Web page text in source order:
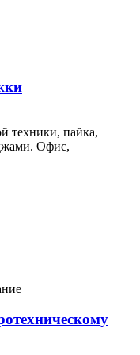
техники, пайка,
Офис,